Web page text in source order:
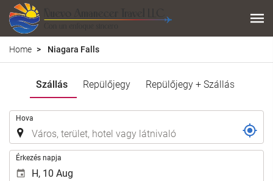
Home Niagara Falls
Szállás Repülőjegy Repülőjegy + Szállás
Hova
Érkezés napja